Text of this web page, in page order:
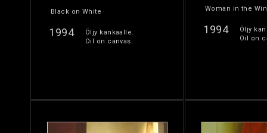
Black on White
1994
Öljy kankaalle.
Oil on canvas.
Woman in the
1994
Öljy
Oil on